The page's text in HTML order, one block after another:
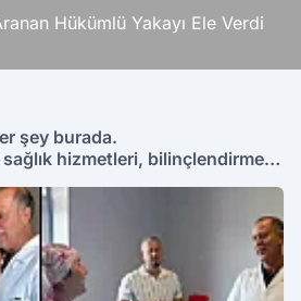
Hükümlü Yakayı Ele Verdi
şey burada.
hizmetleri, bilinçlendirme